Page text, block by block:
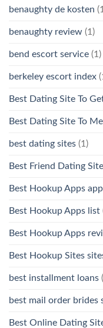
benaughty de kosten
benaughty review (1)
bend escort service (1)
berkeley escort index
Best Dating Site To
Best Dating Site To
best dating sites (1)
Best Friend Dating Site
Best Hookup Apps app
Best Hookup Apps list
Best Hookup Apps
Best Hookup Sites
best installment loans
best mail order brides
Best Online Dating